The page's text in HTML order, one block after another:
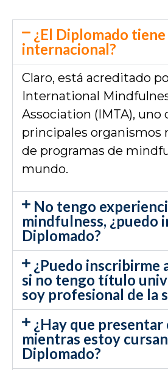
¿El Diplomado
internacional?
Claro, está acreditado
International
Association (IMTA), uno
principales organismos
de programas de
mundo.
No tengo
mindfulness, ¿puedo
Diplomado?
¿Puedo inscribirme
si no tengo título
soy profesional de la
¿Hay que presentar
mientras estoy
Diplomado?